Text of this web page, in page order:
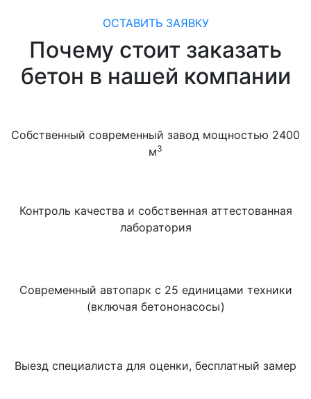
ОСТАВИТЬ ЗАЯВКУ
Почему стоит заказать
бетон в нашей компании
Собственный современный завод мощностью 2400
м3
Контроль качества и собственная аттестованная
лаборатория
Современный автопарк с 25 единицами техники
(включая бетононасосы)
Выезд специалиста для оценки, бесплатный замер